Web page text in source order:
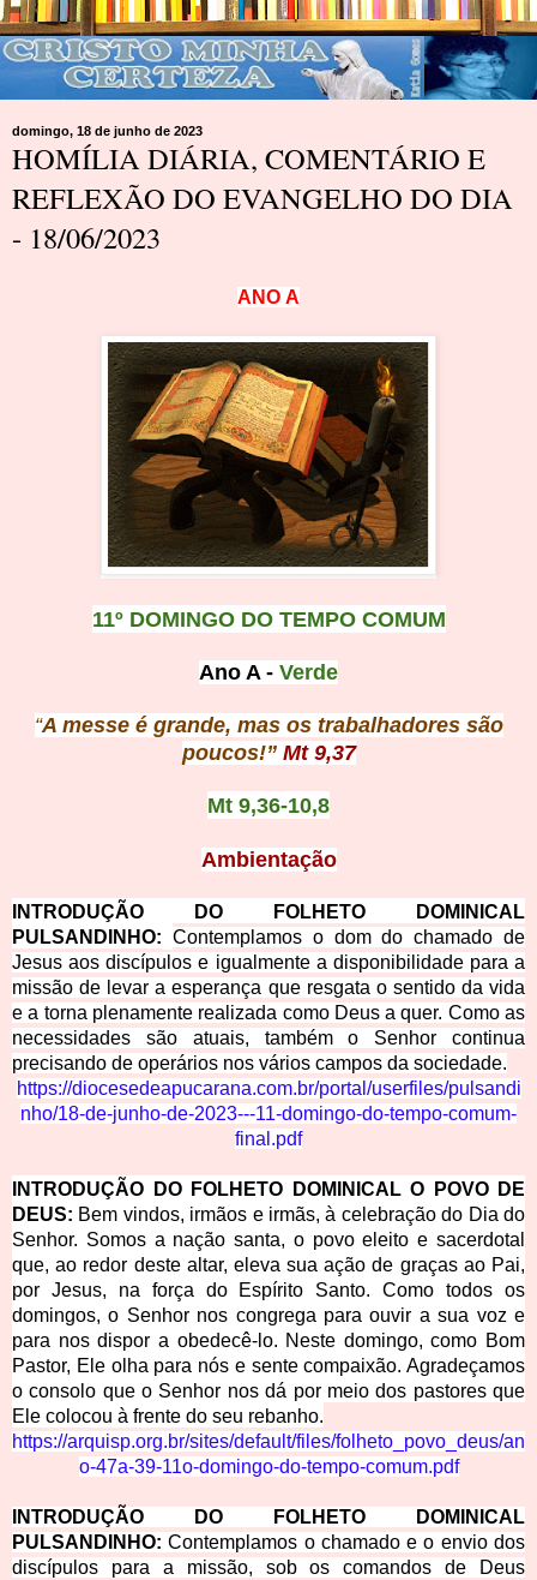
domingo, 18 de junho de 2023
HOMÍLIA DIÁRIA, COMENTÁRIO E
REFLEXÃO DO EVANGELHO DO DIA
- 18/06/2023
A NO A
11º DOMINGO DO TEMPO COMUM
Ano A - Verde
“A messe é grande, mas os trabalhadores são
poucos!” Mt 9,37
Mt 9,36-10,8
Ambientação
INTRODUÇÃO DO FOLHETO DOMINICAL
PULSANDINHO: Contemplamos o dom do chamado de
Jesus aos discípulos e igualmente a disponibilidade para a
missão de levar a esperança que resgata o sentido da vida
e a torna plenamente realizada como Deus a quer. Como as
necessidades são atuais, também o Senhor continua
precisando de operários nos vários campos da sociedade.
https://diocesedeapucarana.com.br/portal/userfiles/pulsandi
nho/18-de-junho-de-2023---11-domingo-do-tempo-comum-
final.pdf
INTRODUÇÃO DO FOLHETO DOMINICAL O POVO DE
DEUS: Bem vindos, irmãos e irmãs, à celebração do Dia do
Senhor. Somos a nação santa, o povo eleito e sacerdotal
que, ao redor deste altar, eleva sua ação de graças ao Pai,
por Jesus, na força do Espírito Santo. Como todos os
domingos, o Senhor nos congrega para ouvir a sua voz e
para nos dispor a obedecê-lo. Neste domingo, como Bom
Pastor, Ele olha para nós e sente compaixão. Agradeçamos
o consolo que o Senhor nos dá por meio dos pastores que
Ele colocou à frente do seu rebanho.
https://arquisp.org.br/sites/default/files/folheto_povo_deus/an
o-47a-39-11o-domingo-do-tempo-comum.pdf
INTRODUÇÃO DO FOLHETO DOMINICAL
PULSANDINHO: Contemplamos o chamado e o envio dos
discípulos para a missão, sob os comandos de Deus